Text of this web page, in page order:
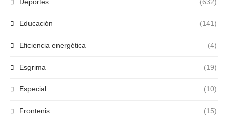
Educación (141)
Eficiencia energética (4)
Esgrima (19)
Especial (10)
Frontenis (15)